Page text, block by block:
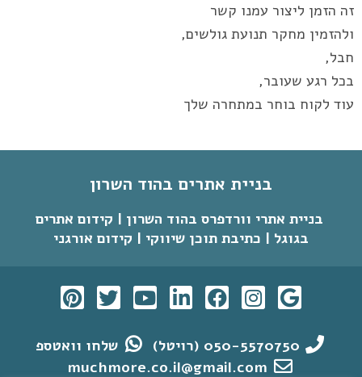
זה הזמן ליצור עמנו קשר
ולהזמין מחקר תנועת גולשים,
חבל,
בכל רגע שעובר,
עוד לקוח בוחר במתחרה שלך
בניית אתרים בהוד השרון
בניית אתרי וורדפרס בהוד השרון | קידום אתרים
בגוגל | כתיבת תוכן שיווקי | קידום אורגני
050-5570750 (רויטל)
שלחו וואטספ
muchmore.co.il@gmail.com